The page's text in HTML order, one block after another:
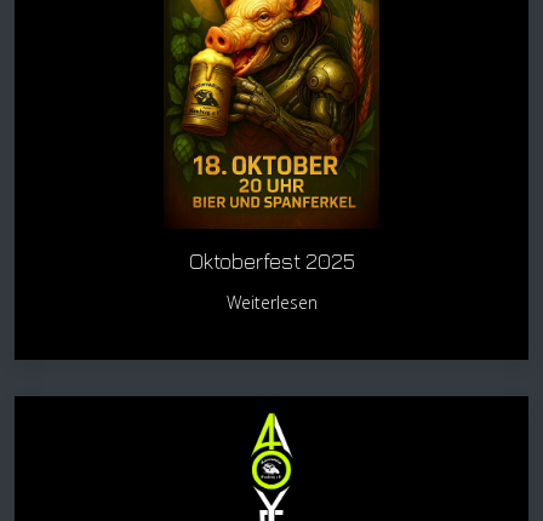
Oktoberfest 2025
Weiterlesen